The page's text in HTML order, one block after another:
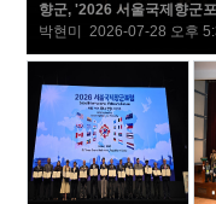
향군, '2026 서울국제향군
박현미 2026-07-28 오후